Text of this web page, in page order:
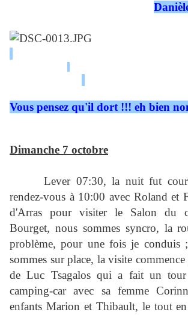
Vous pensez qu'il dort !!! eh bien
Dimanche 7 octobre
Lever 07:30, la nuit fut
rendez-vous à 10:00 avec Roland et
d'Arras pour visiter le Salon du
Bourget, nous sommes syncro, la
problème, pour une fois je conduis
sommes sur place, la visite
de Luc Tsagalos qui a fait un
camping-car avec sa femme
enfants Marion et Thibault, le tout